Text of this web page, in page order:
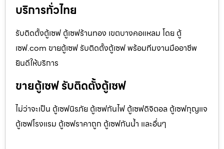
บริการทั่วไทย
รับติดตั้งตู้เซฟ ตู้เซฟร้านทอง เขตบางคอแหลม โดย ตู้
เซฟ.com ขายตู้เซฟ รับติดตั้งตู้เซฟ พร้อมทีมงานมืออาชีพ
ยินดีให้บริการ
ขายตู้เซฟ รับติดตั้งตู้เซฟ
ไม่ว่าจะเป็น ตู้เซฟนิรภัย ตู้เซฟกันไฟ ตู้เซฟดิจิตอล ตู้เซฟกุญแจ
ตู้เซฟโรงแรม ตู้เซฟราคาถูก ตู้เซฟกันน้ำ และอื่นๆ